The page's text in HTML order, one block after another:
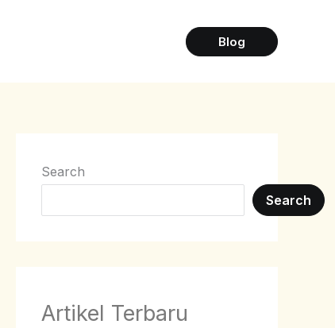
Blog
Search
Search
Artikel Terbaru